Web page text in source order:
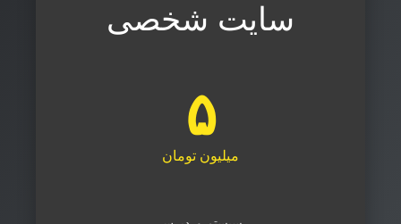
سایت شخصی
۵
میلیون تومان